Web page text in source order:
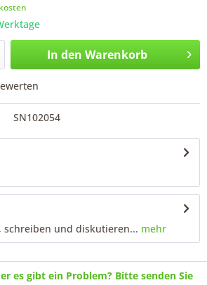
In den Warenkorb
SN102054
schreiben und diskutieren... mehr
es gibt ein Problem? Bitte senden Sie